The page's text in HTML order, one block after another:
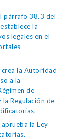
párrafo 38.3 del
la
legales en el
la Autoridad
a la
de
Regulación de
la Ley